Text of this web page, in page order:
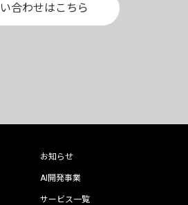
合わせはこちら
お知らせ
AI開発事業
サービス一覧